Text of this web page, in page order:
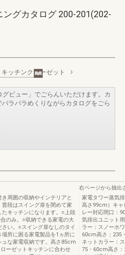
ングカタログ 200-201(202-
キッチンクローゼット
ビュー」でごらんいただけます。カ
ラパラめくりながらカタログをごら
周囲の収納やインテリアと
段はスイング扉を閉めて家
キッチンになります。○上段
のみ。○収納できる家電の大
い。○スイング扉なしのタイ
所に困る家電製品を1ヵ所に
ュな家電収納です。高さ85cm
ーゼットキッチンに合わせ
右ページから抽出
家電タワー蒸気
高さ99cm）キャ
レー対応間口：
気排出ユニット
ラー：スノーホ
60cm高さ：235
ネットカラー：
75・60cm高さ